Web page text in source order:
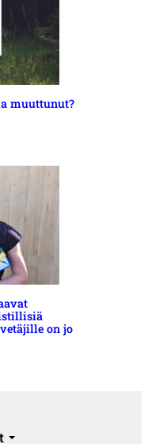
muuttunut?
on jo